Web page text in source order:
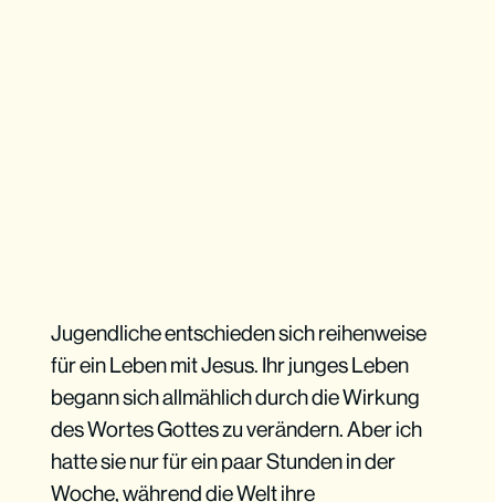
Jugendliche entschieden sich reihenweise
für ein Leben mit Jesus. Ihr junges Leben
begann sich allmählich durch die Wirkung
des Wortes Gottes zu verändern. Aber ich
hatte sie nur für ein paar Stunden in der
Woche, während die Welt ihre